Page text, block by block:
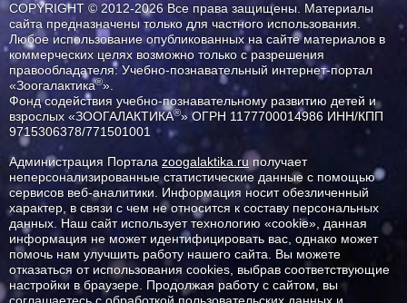
COPYRIGHT © 2012-2026 Все права защищены. Материалы
сайта предназначены только для частного использования.
Любое использование опубликованных на сайте материалов в
коммерческих целях возможно только с разрешения
правообладателя: Учебно-познавательный интернет-портал
«Зоогалактика®».
Фонд содействия учебно-познавательному развитию детей и
взрослых «ЗООГАЛАКТИКА®» ОГРН 1177700014986 ИНН/КПП
9715306378/771501001
Администрация Портала zoogalaktika.ruполучает
неперсонализированные статистические данные с помощью
сервисов веб-аналитики. Информация носит обезличенный
характер, в связи с чем не относится к составу персональных
данных. Наш сайт использует технологию «cookie», данная
информация не может идентифицировать вас, однако может
помочь нам улучшить работу нашего сайта. Вы можете
отказаться от использования cookies, выбрав соответствующие
настройки в браузере. Продолжая работу с сайтом, вы